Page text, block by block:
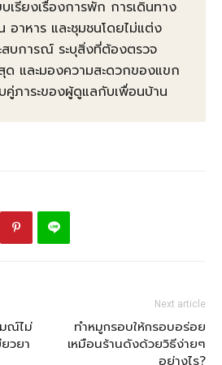
บเรียงเรื่องการพัก การเดินทาง
อาหาร และชุมชนโดยไม่แต่ง
สบการณ์ ระบุสิ่งที่ต้องตรวจ
ด และมองความสะดวกของแขก
คู่ภาระของผู้ดูแลกับเพื่อนบ้าน
มณ์ไม่
วยา
Next article
ทำหมูกรอบให้กรอบอร่อย
เหมือนร้านดังด้วยวิธีง่ายๆ
อย่างไร?